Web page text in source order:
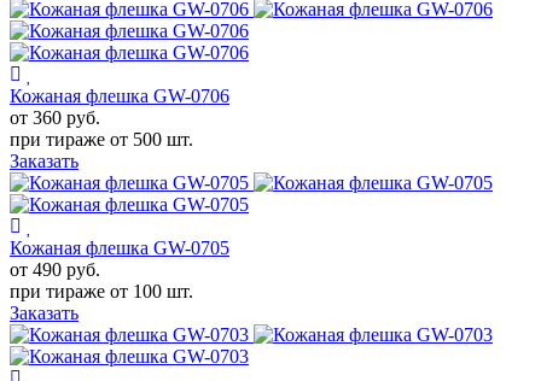
Кожаная флешка GW-0706
от 360 руб.
при тираже от 500 шт.
Заказать
Кожаная флешка GW-0705
от 490 руб.
при тираже от 100 шт.
Заказать